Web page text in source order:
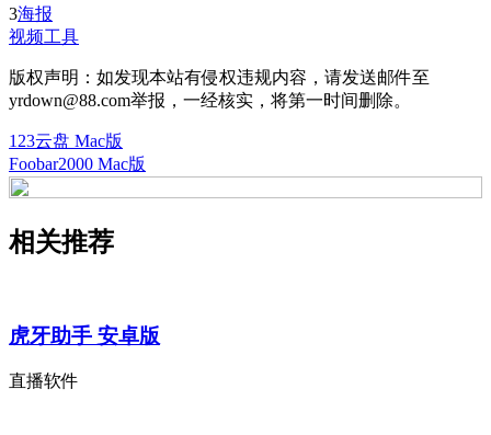
3海报
视频工具
版权声明：如发现本站有侵权违规内容，请发送邮件至
yrdown@88.com举报，一经核实，将第一时间删除。
123云盘 Mac版
Foobar2000 Mac版
相关推荐
虎牙助手 安卓版
直播软件